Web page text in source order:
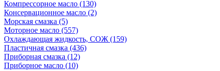
Компрессорное масло (130)
Консервационное масло (2)
Морская смазка (5)
Моторное масло (557)
Охлаждающая жидкость, СОЖ (159)
Пластичная смазка (436)
Приборная смазка (12)
Приборное масло (10)